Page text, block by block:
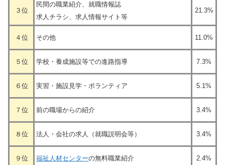
３位
民間の職業紹介、就職情報誌
求人チラシ、求人情報サイト等
21.3%
４位 その他 11.0%
５位 学校・養成施設等での進路指導 7.3%
６位 実習・施設見学・ボランティア 5.1%
７位 前の職場からの紹介 3.4%
８位 法人・会社の求人（就職説明会等） 3.4%
９位 福祉人材センターの無料職業紹介 2.4%